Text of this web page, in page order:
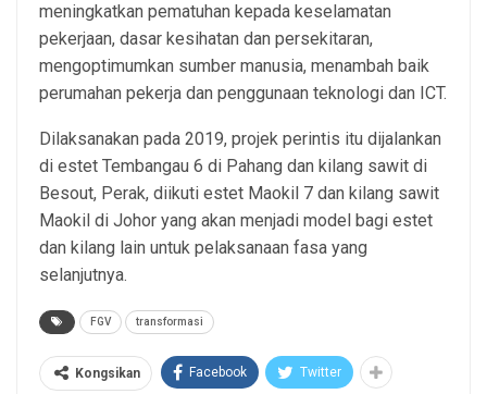
meningkatkan pematuhan kepada keselamatan
pekerjaan, dasar kesihatan dan persekitaran,
mengoptimumkan sumber manusia, menambah baik
perumahan pekerja dan penggunaan teknologi dan ICT.
Dilaksanakan pada 2019, projek perintis itu dijalankan
di estet Tembangau 6 di Pahang dan kilang sawit di
Besout, Perak, diikuti estet Maokil 7 dan kilang sawit
Maokil di Johor yang akan menjadi model bagi estet
dan kilang lain untuk pelaksanaan fasa yang
selanjutnya.
FGV transformasi
Kongsikan Facebook Twitter